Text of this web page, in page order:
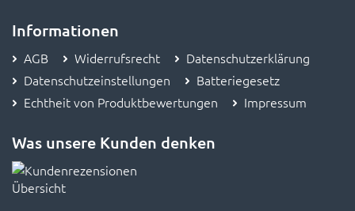
Informationen
AGB Widerrufsrecht
Datenschutzerklärung
Datenschutzeinstellungen
Batteriegesetz
Echtheit von Produktbewertungen
Impressum
Was unsere Kunden denken